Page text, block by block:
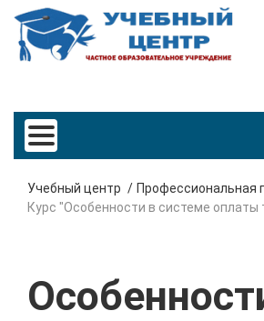
Учебный центр Профессиональная
Курс "Особенности в системе